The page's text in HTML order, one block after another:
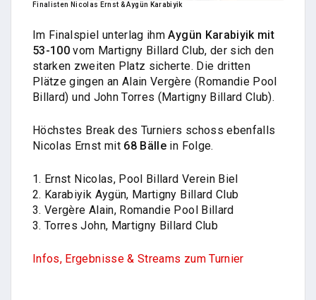
Finalisten Nicolas Ernst & Aygün Karabiyik
Im Finalspiel unterlag ihmAygün Karabiyik mit
53-100 vom Martigny Billard Club, der sich den
starken zweiten Platz sicherte. Die dritten
Plätze gingen an Alain Vergère (Romandie Pool
Billard) und John Torres (Martigny Billard Club).
Höchstes Break des Turniers schoss ebenfalls
Nicolas Ernst mit 68 Bälle in Folge.
1. Ernst Nicolas, Pool Billard Verein Biel
2. Karabiyik Aygün, Martigny Billard Club
3. Vergère Alain, Romandie Pool Billard
3. Torres John, Martigny Billard Club
Infos, Ergebnisse & Streams zum Turnier